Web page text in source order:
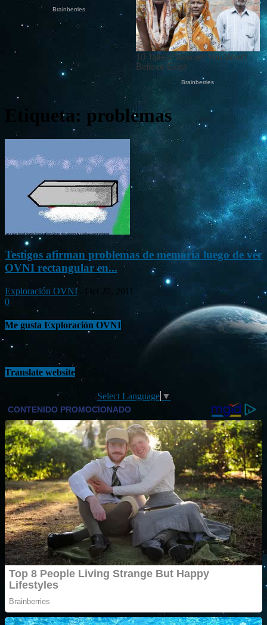
Etiqueta: problemas
Testigos afirman problemas de memoria luego de ver
OVNI rectangular en...
Exploración OVNI -
Oct 20, 2011
0
Me gusta Exploración OVNI
Translate website
Select Language ▼